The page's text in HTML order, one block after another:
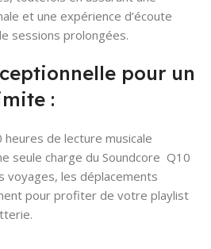
et une expérience d’écoute
sessions prolongées.
pour un
:
heures de lecture musicale
seule charge du Soundcore Q10
voyages, les déplacements
pour profiter de votre playlist